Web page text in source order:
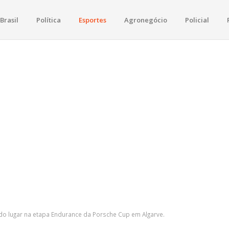
saúde, esportes, economia e os principais acontecimentos de
Brasil Política Esportes Agronegócio Policial
lugar na etapa Endurance da Porsche Cup em Algarve.